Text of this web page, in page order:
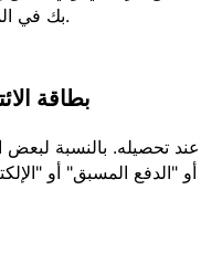
بك في المملكة المتحدة ، فيجب عليك إحضار كلا الجزأين من رخصتك.
بطاقة
المسبق" أو